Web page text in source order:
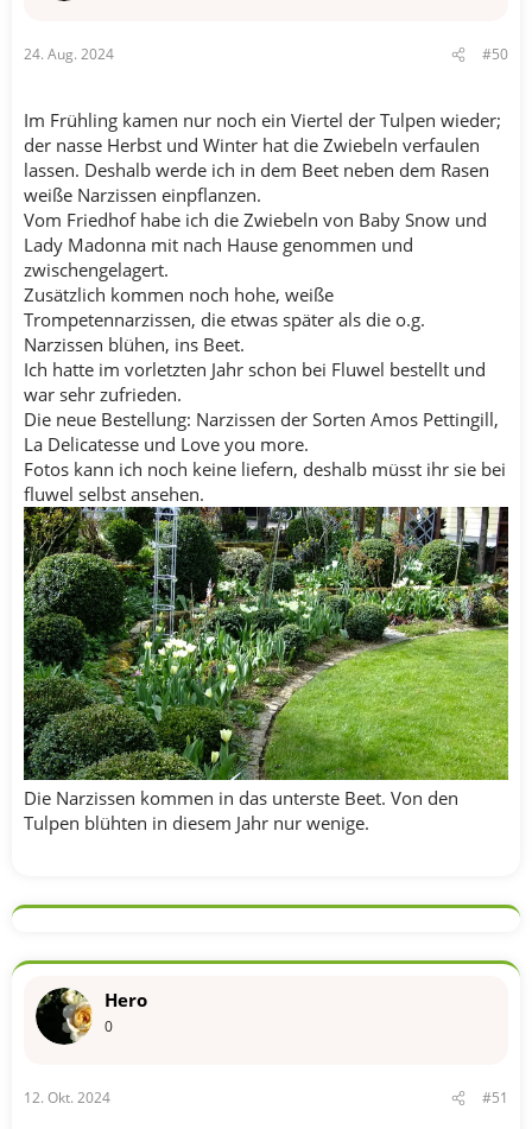
24. Aug. 2024 #50
Im Frühling kamen nur noch ein Viertel der Tulpen wieder;
der nasse Herbst und Winter hat die Zwiebeln verfaulen
lassen. Deshalb werde ich in dem Beet neben dem Rasen
weiße Narzissen einpflanzen.
Vom Friedhof habe ich die Zwiebeln von Baby Snow und
Lady Madonna mit nach Hause genommen und
zwischengelagert.
Zusätzlich kommen noch hohe, weiße
Trompetennarzissen, die etwas später als die o.g.
Narzissen blühen, ins Beet.
Ich hatte im vorletzten Jahr schon bei Fluwel bestellt und
war sehr zufrieden.
Die neue Bestellung: Narzissen der Sorten Amos Pettingill,
La Delicatesse und Love you more.
Fotos kann ich noch keine liefern, deshalb müsst ihr sie bei
fluwel selbst ansehen.
Die Narzissen kommen in das unterste Beet. Von den
Tulpen blühten in diesem Jahr nur wenige.
Hero
0
12. Okt. 2024 #51